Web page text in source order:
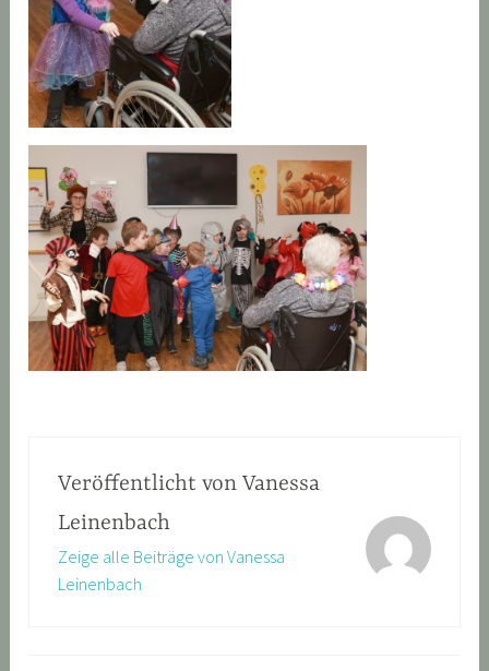
Veröffentlicht von Vanessa
Leinenbach
Zeige alle Beiträge von Vanessa
Leinenbach